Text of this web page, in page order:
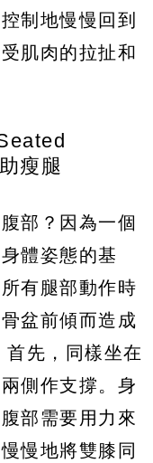
制地慢慢回到
肌肉的拉扯和
瘦腿
部？因為一個
體姿態的基
有腿部動作時
盆前傾而造成
先，同樣坐在
側作支撐。身
部需要用力來
慢地將雙膝同